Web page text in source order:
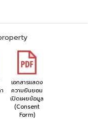
เอกสารแสดง
ความยินยอม
เปิดเผยข้อมูล
(Consent
Form)